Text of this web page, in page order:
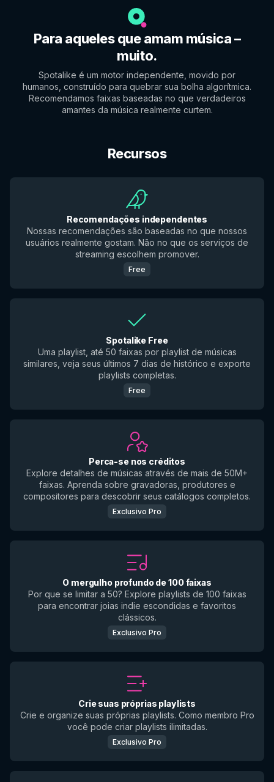
Para aqueles que amam música –
muito.
Spotalike é um motor independente, movido por
humanos, construído para quebrar sua bolha algorítmica.
Recomendamos faixas baseadas no que verdadeiros
amantes da música realmente curtem.
Recursos
Recomendações independentes
Nossas recomendações são baseadas no que nossos
usuários realmente gostam. Não no que os serviços de
streaming escolhem promover.
Free
Spotalike Free
Uma playlist, até 50 faixas por playlist de músicas
similares, veja seus últimos 7 dias de histórico e exporte
playlists completas.
Free
Perca-se nos créditos
Explore detalhes de músicas através de mais de 50M+
faixas. Aprenda sobre gravadoras, produtores e
compositores para descobrir seus catálogos completos.
Exclusivo Pro
O mergulho profundo de 100 faixas
Por que se limitar a 50? Explore playlists de 100 faixas
para encontrar joias indie escondidas e favoritos
clássicos.
Exclusivo Pro
Crie suas próprias playlists
Crie e organize suas próprias playlists. Como membro Pro
você pode criar playlists ilimitadas.
Exclusivo Pro